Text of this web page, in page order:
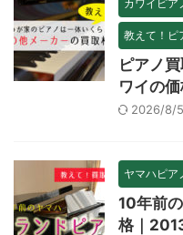
カワイピア
教えて！ピ
ピアノ
ワイの
2026/8/5
ヤマハピア
10年前
格｜